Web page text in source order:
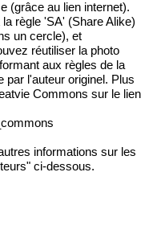
(grâce au lien internet).
règle 'SA' (Share Alike)
un cercle), et
réutiliser la photo
aux règles de la
par l'auteur originel. Plus
Commons sur le lien
informations sur les
ci-dessous.